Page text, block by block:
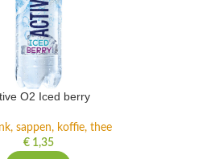
O2 Iced berry
sappen, koffie, thee
€1,35